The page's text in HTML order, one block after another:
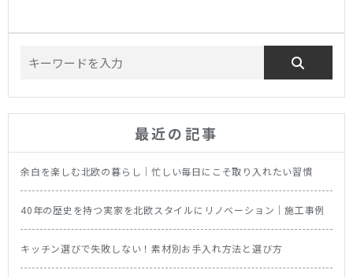
最近の記事
余白を楽しむ北欧の暮らし｜忙しい毎日にこそ取り入れたい習慣
40年の歴史を持つ実家を北欧スタイルにリノベーション｜施工事例
キッチン選びで失敗しない！素材別お手入れ方法と選び方